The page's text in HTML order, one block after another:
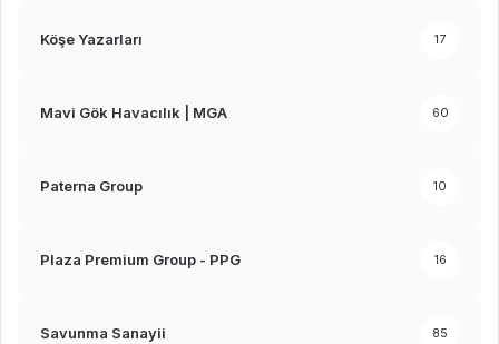
Köşe Yazarları 17
Mavi Gök Havacılık | MGA 60
Paterna Group 10
Plaza Premium Group - PPG 16
Savunma Sanayii 85